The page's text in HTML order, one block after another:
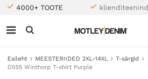
4000+ TOOTE
Esileht MEESTERIIDED 2XL-14XL
T-särgid
D555 Winthorp T-shirt Purple